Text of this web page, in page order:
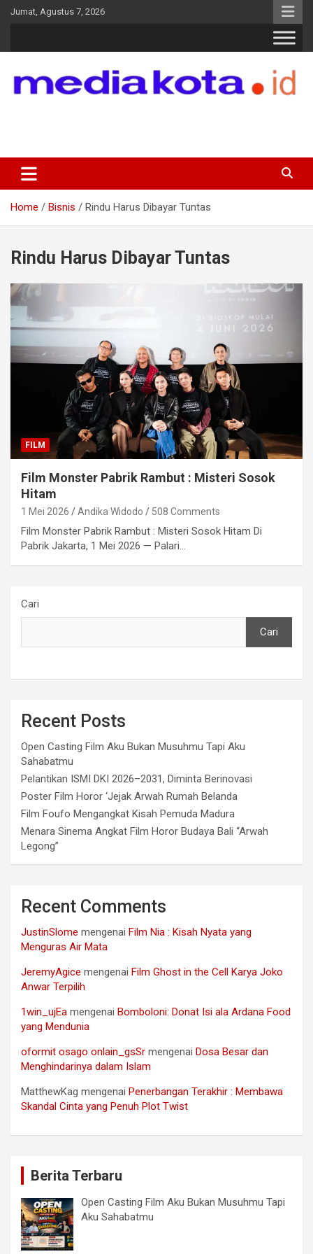
SkipJumat, Agustus 7, 2026
Home Bisnis Rindu Harus Dibayar Tuntas
Rindu Harus Dibayar Tuntas
FILM
Film Monster Pabrik Rambut : Misteri Sosok
Hitam
1 Mei 2026 Andika Widodo 508 Comments
Film Monster Pabrik Rambut : Misteri Sosok Hitam Di
Pabrik Jakarta, 1 Mei 2026 — Palari…
Cari
Cari
Recent Posts
Open Casting Film Aku Bukan Musuhmu Tapi Aku
Sahabatmu
Pelantikan ISMI DKI 2026–2031, Diminta Berinovasi
Poster Film Horor ‘Jejak Arwah Rumah Belanda
Film Foufo Mengangkat Kisah Pemuda Madura
Menara Sinema Angkat Film Horor Budaya Bali “Arwah
Legong”
Recent Comments
JustinSlome mengenai Film Nia : Kisah Nyata yang
Menguras Air Mata
JeremyAgice mengenai Film Ghost in the Cell Karya Joko
Anwar Terpilih
1win_ujEa mengenai Bomboloni: Donat Isi ala Ardana Food
yang Mendunia
oformit osago onlain_gsSr mengenai Dosa Besar dan
Menghindarinya dalam Islam
MatthewKag mengenai Penerbangan Terakhir : Membawa
Skandal Cinta yang Penuh Plot Twist
Berita Terbaru
Open Casting Film Aku Bukan Musuhmu Tapi
Aku Sahabatmu